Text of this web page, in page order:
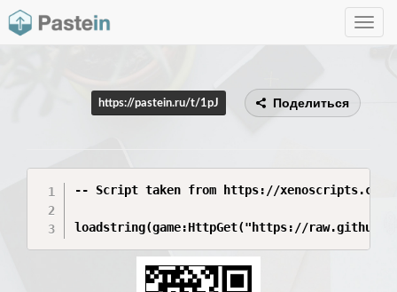
Toggle
https://pastein.ru/t/1pJ Поделиться
-- Script taken from https://xenoscripts.com